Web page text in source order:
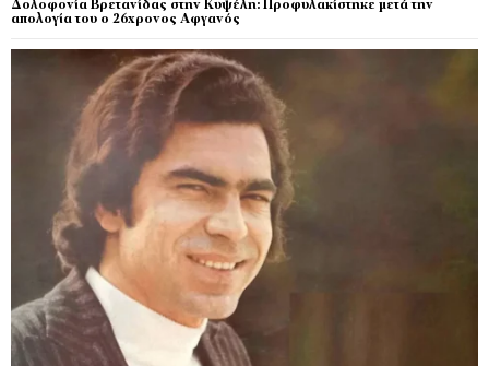
Δολοφονία Βρετανίδας στην Κυψέλη: Προφυλακίστηκε μετά την
απολογία του ο 26χρονος Αφγανός